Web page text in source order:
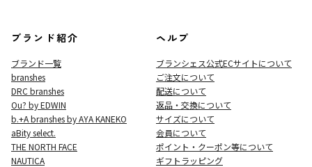
ブランド紹介
ブランド一覧
branshes
DRC branshes
Ou? by EDWIN
b.+A branshes by AYA KANEKO
aBity select.
THE NORTH FACE
NAUTICA
ヘルプ
ブランシェス公式ECサイトについて
ご注文について
配送について
返品・交換について
サイズについて
会員について
ポイント・クーポン等について
ギフトラッピング